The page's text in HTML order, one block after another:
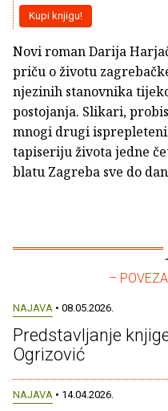
Kupi knjigu!
Novi roman Darija
priču o životu
njezinih stanovnika
postojanja. Slikari,
mnogi drugi
tapiseriju života jedne
blatu Zagreba sve do
–
NAJAVA • 08.05.2026.
Predstavljanje
Ogrizović
NAJAVA • 14.04.2026.